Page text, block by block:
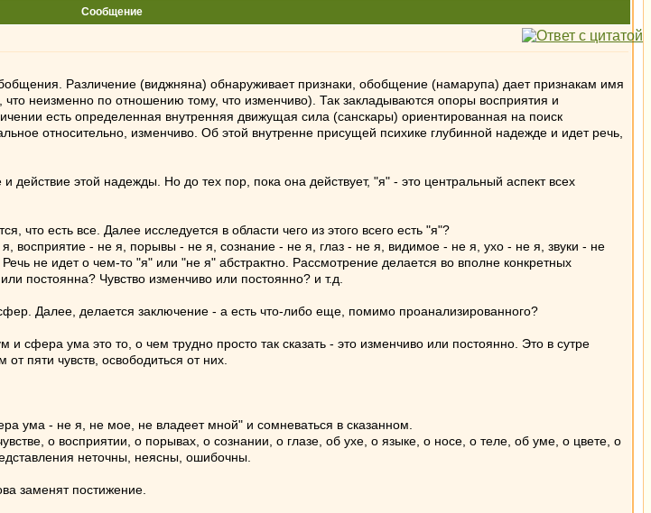
Сообщение
Различение (виджняна) обнаруживает признаки, обобщение (намарупа) дает признакам имя
неизменно по отношению тому, что изменчиво). Так закладываются опоры восприятия и
есть определенная внутренняя движущая сила (санскары) ориентированная на поиск
относительно, изменчиво. Об этой внутренне присущей психике глубинной надежде и идет речь,
действие этой надежды. Но до тех пор, пока она действует, "я" - это центральный аспект всех
что есть все. Далее исследуется в области чего из этого всего есть "я"?
восприятие - не я, порывы - не я, сознание - не я, глаз - не я, видимое - не я, ухо - не я, звуки - не
не идет о чем-то "я" или "не я" абстрактно. Рассмотрение делается во вполне конкретных
постоянна? Чувство изменчиво или постоянно? и т.д.
Далее, делается заключение - а есть что-либо еще, помимо проанализированного?
и сфера ума это то, о чем трудно просто так сказать - это изменчиво или постоянно. Это в сутре
пяти чувств, освободиться от них.
ума - не я, не мое, не владеет мной" и сомневаться в сказанном.
о восприятии, о порывах, о сознании, о глазе, об ухе, о языке, о носе, о теле, об уме, о цвете, о
неточны, неясны, ошибочны.
заменят постижение.